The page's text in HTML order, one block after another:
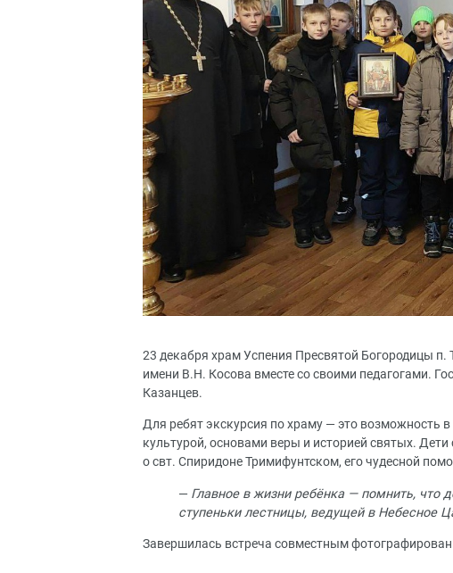
23 декабря храм Успения Пресвятой Богородицы
имени В.Н. Косова вместе со своими педагогами.
Казанцев.
Для ребят экскурсия по храму — это возможность
культурой, основами веры и историей святых.
о свт. Спиридоне Тримифунтском, его чудесной
— Главное в жизни ребёнка — помнить, что
ступеньки лестницы, ведущей в Небесное
Завершилась встреча совместным